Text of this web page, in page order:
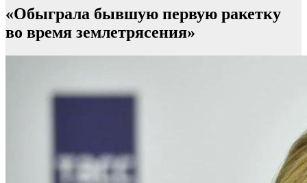
«Обыграла бывшую первую ракетку
во время землетрясения»